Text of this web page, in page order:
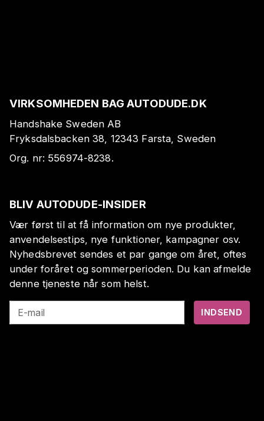
VIRKSOMHEDEN BAG AUTODUDE.DK
Handshake Sweden AB
Fryksdalsbacken 38, 12343 Farsta, Sweden
Org. nr: 556974-8238.
BLIV AUTODUDE-INSIDER
Vær først til at få information om nye produkter,
anvendelsestips, nye funktioner, kampagner osv.
Nyhedsbrevet sendes et par gange om året, oftes
under foråret og sommerperioden. Du kan afmelde
denne tjeneste når som helst.
E-mail INDSEND